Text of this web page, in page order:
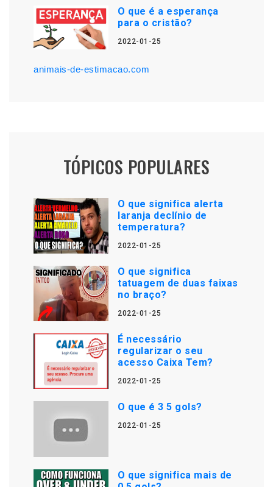
O que é a esperança
para o cristão?
2022-01-25
animais-de-estimacao.com
TÓPICOS POPULARES
O que significa alerta
laranja declínio de
temperatura?
2022-01-25
O que significa
tatuagem de duas faixas
no braço?
2022-01-25
É necessário
regularizar o seu
acesso Caixa Tem?
2022-01-25
O que é 3 5 gols?
2022-01-25
O que significa mais de